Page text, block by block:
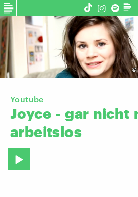
©
Youtube
Joyce - gar nicht
arbeitslos